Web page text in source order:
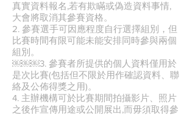
真實資料報名,若有欺瞞或偽造資料事情,
大會將取消其參賽資格。
2. 參賽選手可因應程度自行選擇組別，但
比賽時間有限可能未能安排同時參與兩個
組別。
￼￼￼3. 參賽者所提供的個人資料僅用於
是次比賽(包括但不限於用作確認資料、聯
絡及公佈得獎之用)。
4. 主辦機構可於比賽期間拍攝影片、照片
之後作宣傳用途或公開展出,而毋須取得參